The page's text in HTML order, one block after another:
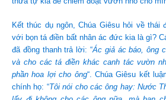
Kết thúc dụ ngôn, Chúa Giêsu hỏi về thái
với bọn tá điền bất nhân ác đức kia là gì?
đã đồng thanh trả lời: “Ác giả ác báo, ông
và cho các tá điền khác canh tác vườn
phần hoa lợi cho ông“. Chúa Giêsu kết
chính họ: “Tôi nói cho các ông hay: Nước